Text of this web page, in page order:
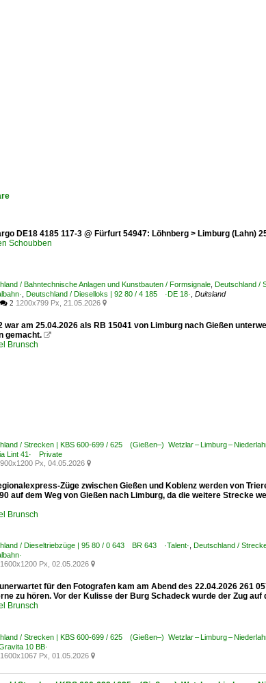
DE18 4185 117-3 @ Fürfurt 54947: Löhnberg > Limburg (Lahn)
Schoubben
/ Bahntechnische Anlagen und Kunstbauten / Formsignale Deutschland /
Deutschland / Dieselloks | 92 80 / 4 185 ·DE 18· Duitsland
 2 1200x799 Px, 21.05.2026 
war am 25.04.2026 als RB 15041 von Limburg nach Gießen
gemacht. 
Brunsch
/ Strecken | KBS 600-699 / 625 (Gießen–) Wetzlar – Limburg –
Lint 41· Private
900x1200 Px, 04.05.2026 
Züge zwischen Gießen und Koblenz werden von
auf dem Weg von Gießen nach Limburg, da die weitere Strecke
Brunsch
/ Dieseltriebzüge | 95 80 / 0 643 BR 643 ·Talent· Deutschland /
1600x1200 Px, 02.05.2026 
für den Fotografen kam am Abend des 22.04.2026 261
zu hören. Vor der Kulisse der Burg Schadeck wurde der Zug auf
Brunsch
/ Strecken | KBS 600-699 / 625 (Gießen–) Wetzlar – Limburg –
10 BB·
1600x1067 Px, 01.05.2026 